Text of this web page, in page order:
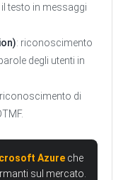
testo in messaggi
: riconoscimento
degli utenti in
di
Azure che
sul mercato.